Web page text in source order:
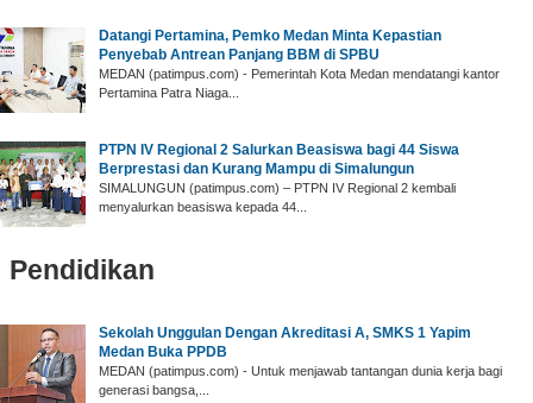
Datangi Pertamina, Pemko Medan Minta Kepastian
Penyebab Antrean Panjang BBM di SPBU
MEDAN (patimpus.com) - Pemerintah Kota Medan mendatangi kantor
Pertamina Patra Niaga...
PTPN IV Regional 2 Salurkan Beasiswa bagi 44 Siswa
Berprestasi dan Kurang Mampu di Simalungun
SIMALUNGUN (patimpus.com) – PTPN IV Regional 2 kembali
menyalurkan beasiswa kepada 44...
Pendidikan
‎Sekolah Unggulan Dengan Akreditasi A, SMKS 1 Yapim
Medan Buka PPDB
‎MEDAN (patimpus.com) - Untuk menjawab tantangan dunia kerja bagi
generasi bangsa,...